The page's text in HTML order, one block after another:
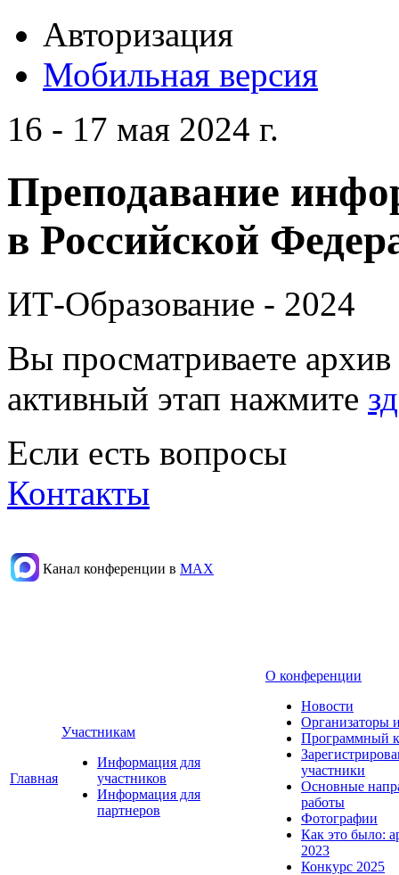
Авторизация
Мобильная версия
16 - 17 мая 2024 г.
Преподавание
в Российской
ИТ-Образование - 2024
Вы просматриваете
активный этап нажмите
Если есть вопросы
Контакты
Канал конференции в МАХ
Главная
Участникам
Информация для
участников
Информация для
партнеров
О конференции
Новости
Организаторы
Программный
участники
Основные
работы
Фотографии
Как это было:
2023
Конкурс 2025